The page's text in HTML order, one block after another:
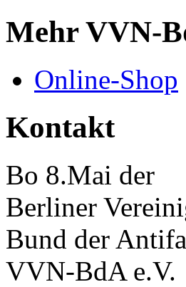
Mehr VVN-
Online-Shop
Kontakt
Bo 8.Mai der
Berliner
Bund der
VVN-BdA e.V.